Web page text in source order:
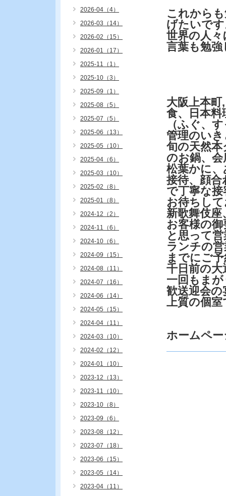
これから
げたいで
世界の人
言葉も勉
大阪上本
食、日本
（ふぐ、
管理のい
旬の天然本
のお鍋、
松葉かに
接待、顔
で丁寧な接
お待ちし
新歌舞伎
お客様の
と思って
ランチの
までにご
千日前の
一回もま
歓送迎会
上質の個
ホームペ
2026-04（4）
2026-03（14）
2026-02（15）
2026-01（17）
2025-11（1）
2025-10（3）
2025-09（1）
2025-08（5）
2025-07（5）
2025-06（13）
2025-05（10）
2025-04（6）
2025-03（10）
2025-02（8）
2025-01（8）
2024-12（2）
2024-11（6）
2024-10（6）
2024-09（15）
2024-08（11）
2024-07（16）
2024-06（14）
2024-05（15）
2024-04（11）
2024-03（10）
2024-02（12）
2024-01（10）
2023-12（13）
2023-11（10）
2023-10（8）
2023-09（6）
2023-08（12）
2023-07（18）
2023-06（15）
2023-05（14）
2023-04（11）